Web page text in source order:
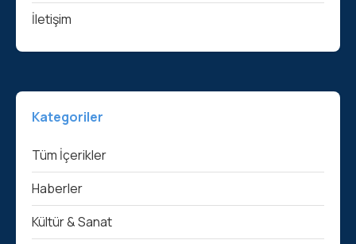
İletişim
Kategoriler
Tüm İçerikler
Haberler
Kültür & Sanat